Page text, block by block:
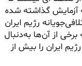
آزمایش گذاشته شده
رژیم ایران
از آن‌ها به‌دنبال
ایران را بیش از